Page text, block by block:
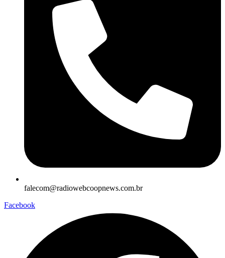
falecom@radiowebcoopnews.com.br
Facebook